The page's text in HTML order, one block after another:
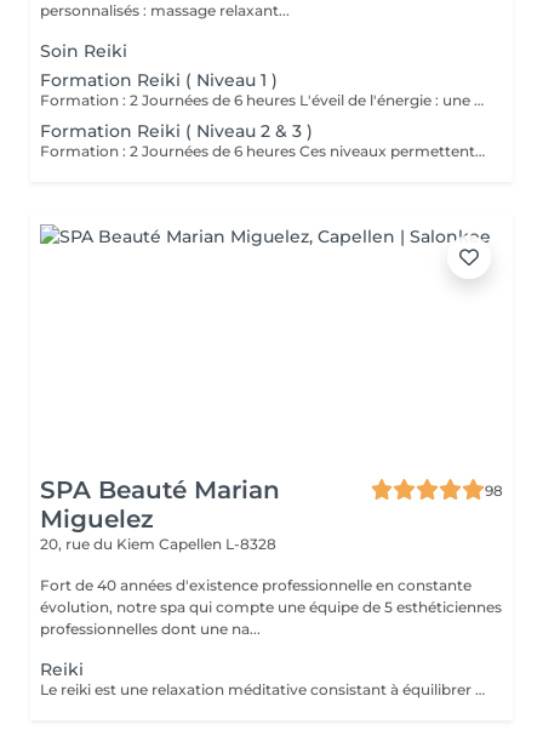
personnalisés : massage relaxant...
Soin Reiki
Formation Reiki ( Niveau 1 )
Formation : 2 Journées de 6 heures L'éveil de l'énergie : une initiation à l'énergie universelle du Reiki Usui. Ce 1er niveau permet d'apprendre à canaliser et transmettre l'énergie par imposition des mains, sur soi et sur autrui. La formation aborde les bases de la méthode traditionnelle de Mikao Usui, la purification énergétique, les auto-traitements et la découverte du centre intérieur. Cours en présentiel, théorique , pratique et initiation. Accessible a tous. Prévoir son pique nique.
Formation Reiki ( Niveau 2 & 3 )
Formation : 2 Journées de 6 heures Ces niveaux permettent d'approfondir la pratique énergétique à travers la découverte des symboles sacrés, le travail à distance et la guérison émotionnelle, tout en ouvrant la voie vers la maîtrise intérieure. Un voyage de transformation et de rayonnement, où l'énergie du Reiki devient une véritable voie de conscience et de paix intérieure. Initiation aux symboles Reiki Usui. Cours en présentiel, pratique et théorique. Attention accès uniquement si vous avez passez le niveau 1. Prévoir pique nique.
SPA Beauté Marian
Miguelez
98
20, rue du Kiem Capellen L-8328
Fort de 40 années d'existence professionnelle en constante
évolution, notre spa qui compte une équipe de 5 esthéticiennes
professionnelles dont une na...
Reiki
Le reiki est une relaxation méditative consistant à équilibrer les énergies de la personne, pour qu'elle trouve un apaisement durable et profond au niveau de son corps, de son psychique et de son émotionnel. Elle utilise un toucher sur des points spécifiques du circuit énergétique du corps et favorise ainsi l'émergence des potentiels naturels solutionnant. Le praticien capte l'énergie universelle du cosmos et de la terre et la transmet au receveur par l'imposition des mains. L'énergie circule alors dans tout le corps du receveur : elle aligne, nettoie, équilibre, transforme, soigne ce qui peut l'être pendant le soin.Le Reiki agit sur la totalité de l'individu et donc sur ses indivisibles composantes mentale, physique, émotionnelle et spirituelle. Comment se déroule une séance Reiki ? Le receveur reste habillé, se déchausse et s'installe confortablement sur une table de massage. Le praticien pose légèrement ses mains sur les chakras (roues d'énergie) du receveur, pendant environ 3 minutes par position. Durant la première demi-heure, le receveur est couché sur le dos. Puis il se tourne sur le ventre. La séance est généralement accompagnée d'une musique douce et relaxante.